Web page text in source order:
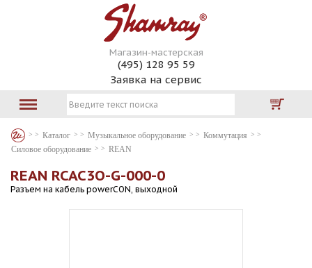
Магазин-мастерская
(495) 128 95 59
Заявка на сервис
Каталог Музыкальное оборудование
Коммутация
Силовое оборудование
REAN
REAN RCAC3O-G-000-0
Разъем на кабель powerCON, выходной